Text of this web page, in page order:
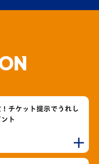
チケット提示でうれし
ト